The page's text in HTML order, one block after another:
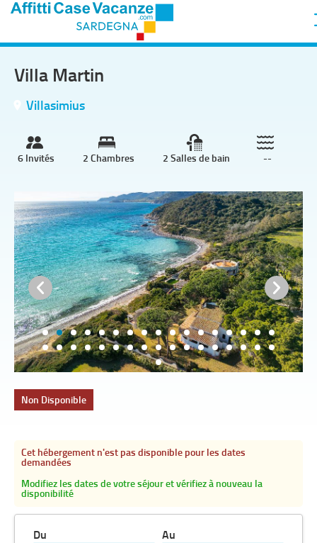
Villa Martin
Villasimius
6 Invités 2 Chambres 2 Salles de bain --
Non Disponible
Cet hébergement n'est pas disponible pour les dates
demandées
Modifiez les dates de votre séjour et vérifiez à nouveau la
disponibilité
Du Au